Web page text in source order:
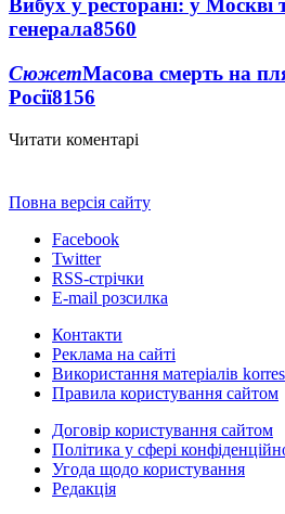
Вибух у ресторані: у Москві
генерала8560
СюжетМасова смерть на
Росії8156
Читати коментарі
Повна версія сайту
Facebook
Twitter
RSS-стрічки
E-mail розсилка
Контакти
Реклама на сайті
Використання матеріалів
Правила користування сайтом
Договір користування сайтом
Політика у сфері
Угода щодо користування
Редакція